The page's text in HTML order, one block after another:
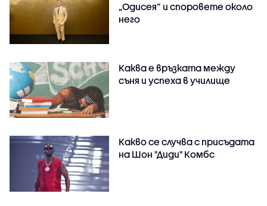
„Одисея” и споровете около
него
Каква е връзката между
съня и успеха в училище
Какво се случва с присъдата
на Шон "Диди" Комбс